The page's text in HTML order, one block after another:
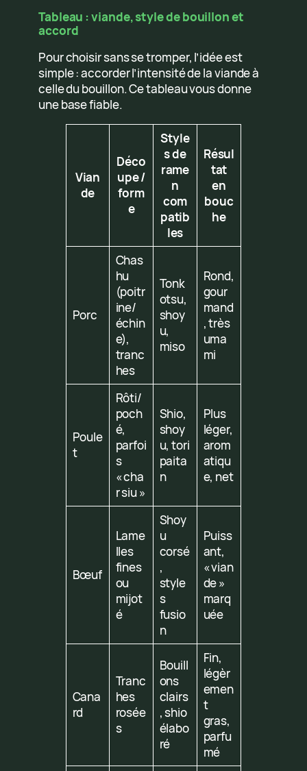
Tableau : viande, style de bouillon et
accord
Pour choisir sans se tromper, l’idée est
simple : accorder l’intensité de la viande à
celle du bouillon. Ce tableau vous donne
une base fiable.
Vian
de
Déco
upe /
form
e
Style
s de
rame
n
com
patib
les
Résul
tat
en
bouc
he
Porc
Chas
hu
(poitr
ine/
échin
e),
tranc
hes
Tonk
otsu,
shoy
u,
miso
Rond,
gour
mand
, très
uma
mi
Poule
t
Rôti/
poch
é,
parfoi
s
« cha
r siu »
Shio,
shoy
u, tori
paita
n
Plus
léger,
arom
atiqu
e, net
Bœuf
Lame
lles
fines
ou
mijot
é
Shoy
u
corsé
,
style
s
fusio
n
Puiss
ant,
« vian
de »
marq
uée
Cana
rd
Tranc
hes
rosée
s
Bouill
ons
clairs
, shio
élabo
ré
Fin,
légèr
emen
t
gras,
parfu
mé